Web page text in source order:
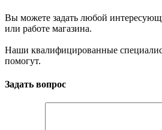
Вы можете задать любой
или работе магазина.
Наши квалифицированные
помогут.
Задать вопрос